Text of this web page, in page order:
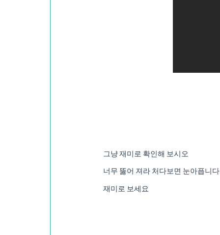
그냥 재미로 확인해 보시오
너무 뚫어 져라 처다보면 눈아픕니
재미로 보세요